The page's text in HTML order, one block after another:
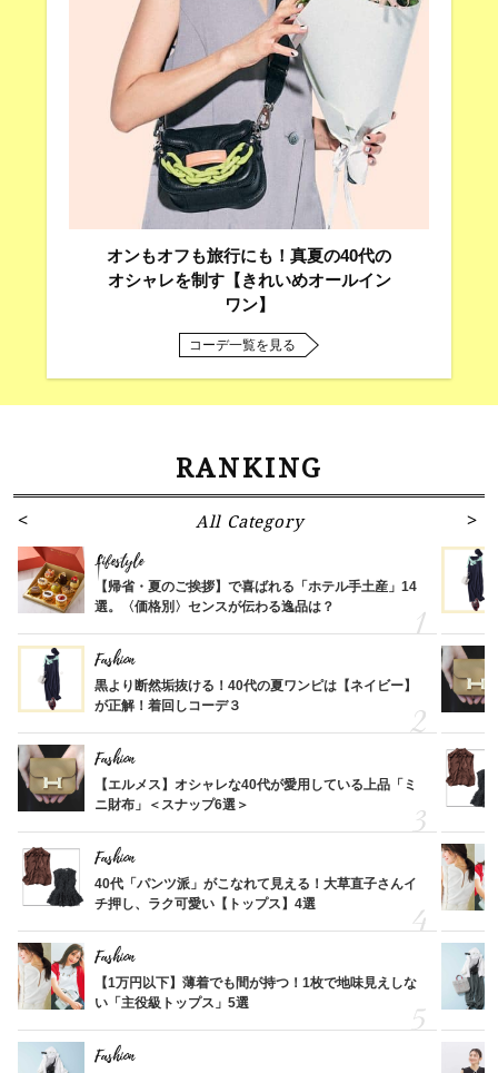
オンもオフも旅行にも！真夏の40代の
オシャレを制す【きれいめオールイン
ワン】
コーデ一覧を見る
RANKING
All Category
Lifestyle
【帰省・夏のご挨拶】で喜ばれる「ホテル手土産」14
選。〈価格別〉センスが伝わる逸品は？
Fashion
黒より断然垢抜ける！40代の夏ワンピは【ネイビー】
が正解！着回しコーデ３
Fashion
【エルメス】オシャレな40代が愛用している上品「ミ
ニ財布」＜スナップ6選＞
Fashion
40代「パンツ派」がこなれて見える！大草直子さんイ
チ押し、ラク可愛い【トップス】4選
Fashion
【1万円以下】薄着でも間が持つ！1枚で地味見えしな
い「主役級トップス」5選
Fashion